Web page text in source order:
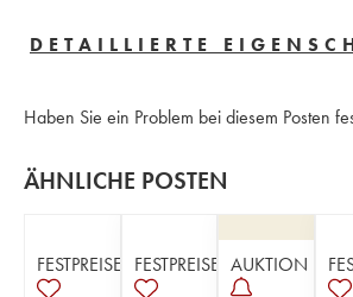
DETAILLIERTE
Haben Sie ein Problem bei diesem Posten
ÄHNLICHE POSTEN
FESTPREISE FESTPREISE AUKTION